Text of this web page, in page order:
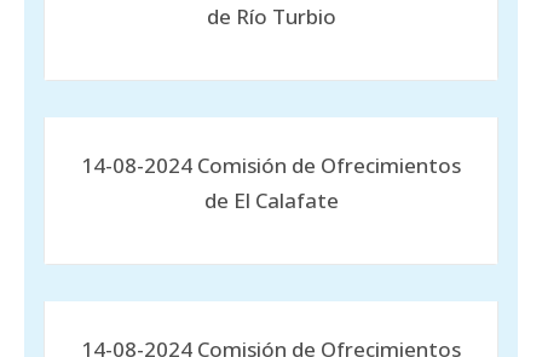
de Río Turbio
14-08-2024 Comisión de Ofrecimientos
de El Calafate
14-08-2024 Comisión de Ofrecimientos